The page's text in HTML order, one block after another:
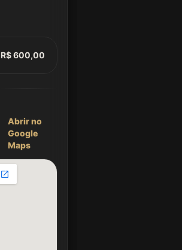
R$ 600,00
Abrir no
Google
Maps